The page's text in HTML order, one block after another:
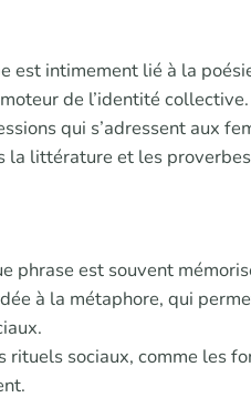
est intimement lié à la
de l’identité
qui s’adressent aux
la littérature et les
phrase est souvent
à la métaphore, qui
sociaux, comme les